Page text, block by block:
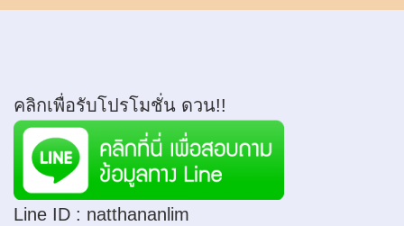
คลิกเพื่อรับโปรโมชั่น ดวน!!
Line ID : natthananlim